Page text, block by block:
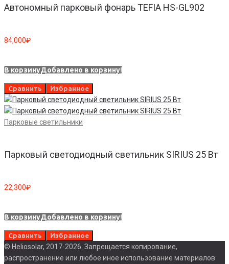
Автономный парковый фонарь TEFIA HS-GL902
84,000₽
В корзинуДобавлено в корзину!
Сравнить Избранное
Парковые светильники
Парковый светодиодный светильник SIRIUS 25 Вт
22,300₽
В корзинуДобавлено в корзину!
Сравнить Избранное
© Heliosolar, 2017-2026. Запрещается копирование,
распространение или любое иное использование материалов